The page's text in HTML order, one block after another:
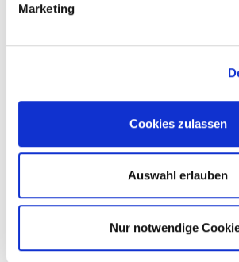
Marketing
Cookies zulassen
Auswahl erlauben
Nur notwendige
Sunny
Solarkollektor
Die schlanke Linie für jede
Kein Kunststoff – Kein Holz –
Gummidichtungen
Hochselektiver blue-line
Zum Sunnyline-Kollektor